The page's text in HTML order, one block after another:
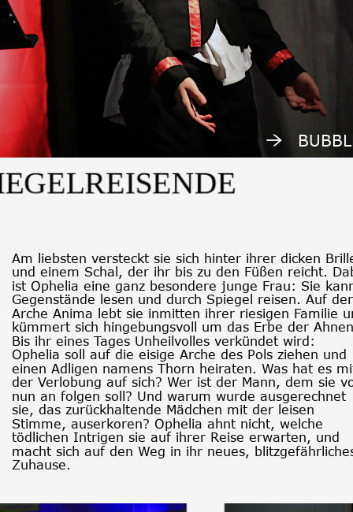
Am liebsten versteckt sie sich hinter ihrer dicken
und einem Schal, der ihr bis zu den Füßen reicht.
ist Ophelia eine ganz besondere junge Frau: Sie
Gegenstände lesen und durch Spiegel reisen. Auf
Arche Anima lebt sie inmitten ihrer riesigen Familie
kümmert sich hingebungsvoll um das Erbe der
Bis ihr eines Tages Unheilvolles verkündet wird:
Ophelia soll auf die eisige Arche des Pols ziehen und
einen Adligen namens Thorn heiraten. Was hat es
der Verlobung auf sich? Wer ist der Mann, dem sie
nun an folgen soll? Und warum wurde ausgerechnet
sie, das zurückhaltende Mädchen mit der leisen
Stimme, auserkoren? Ophelia ahnt nicht, welche
tödlichen Intrigen sie auf ihrer Reise erwarten, und
macht sich auf den Weg in ihr neues,
Zuhause.